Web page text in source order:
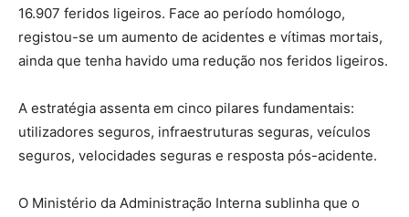
16.907 feridos ligeiros. Face ao período homólogo,
registou-se um aumento de acidentes e vítimas mortais,
ainda que tenha havido uma redução nos feridos ligeiros.
A estratégia assenta em cinco pilares fundamentais:
utilizadores seguros, infraestruturas seguras, veículos
seguros, velocidades seguras e resposta pós-acidente.
O Ministério da Administração Interna sublinha que o